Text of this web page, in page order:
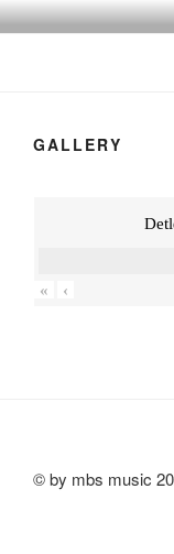
Zum
InhaltSUN
JazzRockFunkLatin
GALLERY
« ‹
© by mbs music